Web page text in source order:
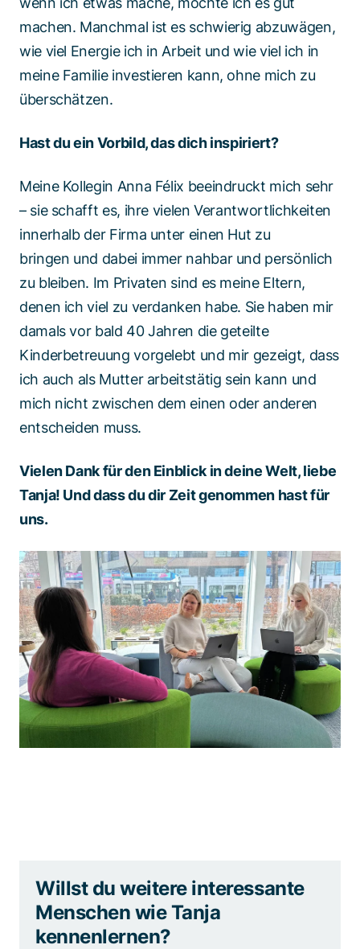
machen. Manchmal ist es schwierig abzuwägen,
wie viel Energie ich in Arbeit und wie viel ich in
meine Familie investieren kann, ohne mich zu
überschätzen.
Hast du ein Vorbild, das dich inspiriert?
Meine Kollegin Anna Félix beeindruckt mich sehr
– sie schafft es, ihre vielen Verantwortlichkeiten
innerhalb der Firma unter einen Hut zu
bringen und dabei immer nahbar und persönlich
zu bleiben. Im Privaten sind es meine Eltern,
denen ich viel zu verdanken habe. Sie haben mir
damals vor bald 40 Jahren die geteilte
Kinderbetreuung vorgelebt und mir gezeigt, dass
ich auch als Mutter arbeitstätig sein kann und
mich nicht zwischen dem einen oder anderen
entscheiden muss.
Vielen Dank für den Einblick in deine Welt, liebe
Tanja! Und dass du dir Zeit genommen hast für
uns.
Willst du weitere interessante
Menschen wie Tanja
kennenlernen?